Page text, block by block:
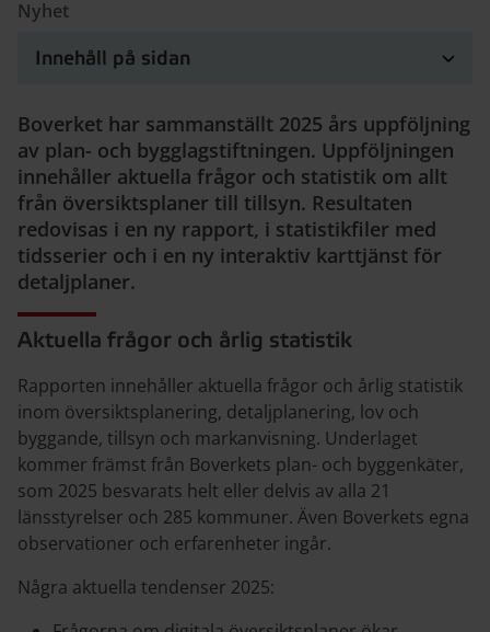
Nyhet
Innehåll på sidan
Boverket har sammanställt 2025 års uppföljning
av plan- och bygglagstiftningen. Uppföljningen
innehåller aktuella frågor och statistik om allt
från översiktsplaner till tillsyn. Resultaten
redovisas i en ny rapport, i statistikfiler med
tidsserier och i en ny interaktiv karttjänst för
detaljplaner.
Aktuella frågor och årlig statistik
Rapporten innehåller aktuella frågor och årlig statistik
inom översiktsplanering, detaljplanering, lov och
byggande, tillsyn och markanvisning. Underlaget
kommer främst från Boverkets plan- och byggenkäter,
som 2025 besvarats helt eller delvis av alla 21
länsstyrelser och 285 kommuner. Även Boverkets egna
observationer och erfarenheter ingår.
Några aktuella tendenser 2025: